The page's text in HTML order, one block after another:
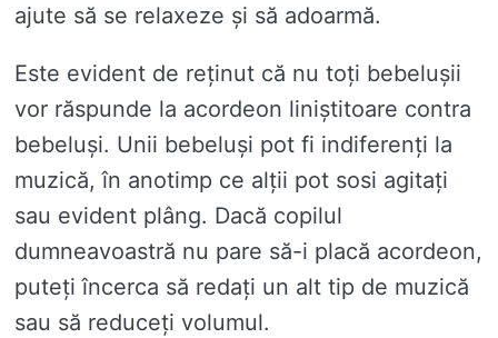
ajute să se relaxeze și să adoarmă.
Este evident de reținut că nu toți bebelușii
vor răspunde la acordeon liniștitoare contra
bebeluși. Unii bebeluși pot fi indiferenți la
muzică, în anotimp ce alții pot sosi agitați
sau evident plâng. Dacă copilul
dumneavoastră nu pare să-i placă acordeon,
puteți încerca să redați un alt tip de muzică
sau să reduceți volumul.